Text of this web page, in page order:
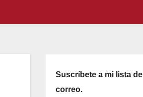
Suscríbete a mi lista de
correo.